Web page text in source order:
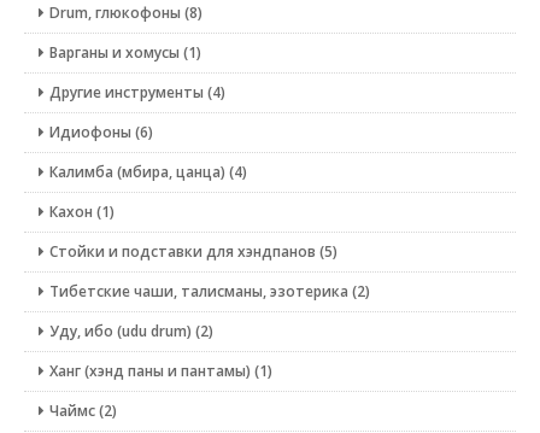
Drum, глюкофоны (8)
Варганы и хомусы (1)
Другие инструменты (4)
Идиофоны (6)
Калимба (мбира, цанца) (4)
Кахон (1)
Стойки и подставки для хэндпанов (5)
Тибетские чаши, талисманы, эзотерика (2)
Уду, ибо (udu drum) (2)
Ханг (хэнд паны и пантамы) (1)
Чаймс (2)